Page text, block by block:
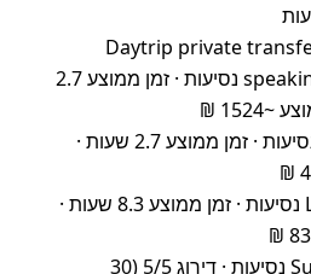
Daytrip private
speaking driver – 111 נסיעות · זמן ממוצע 2.7
₪
RegioJet – 53 נסיעות · זמן ממוצע 2.7 שעות ·
Lufthansa – 34 נסיעות · זמן ממוצע 8.3 שעות ·
SunExpress – 31 נסיעות · דירוג 5/5 (30